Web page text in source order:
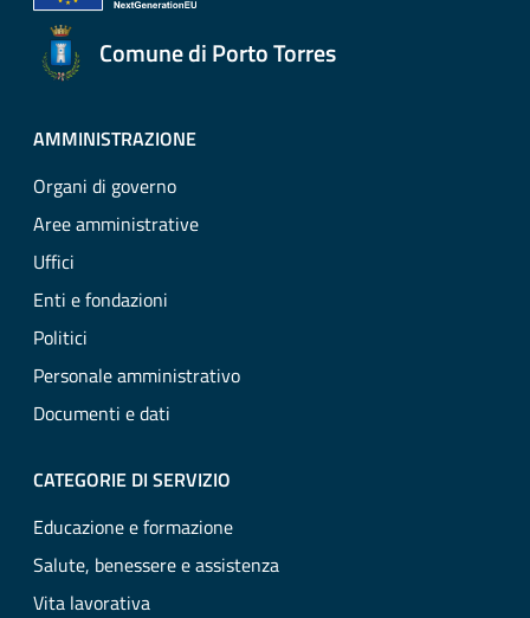
Comune di Porto Torres
AMMINISTRAZIONE
Organi di governo
Aree amministrative
Uffici
Enti e fondazioni
Politici
Personale amministrativo
Documenti e dati
CATEGORIE DI SERVIZIO
Educazione e formazione
Salute, benessere e assistenza
Vita lavorativa